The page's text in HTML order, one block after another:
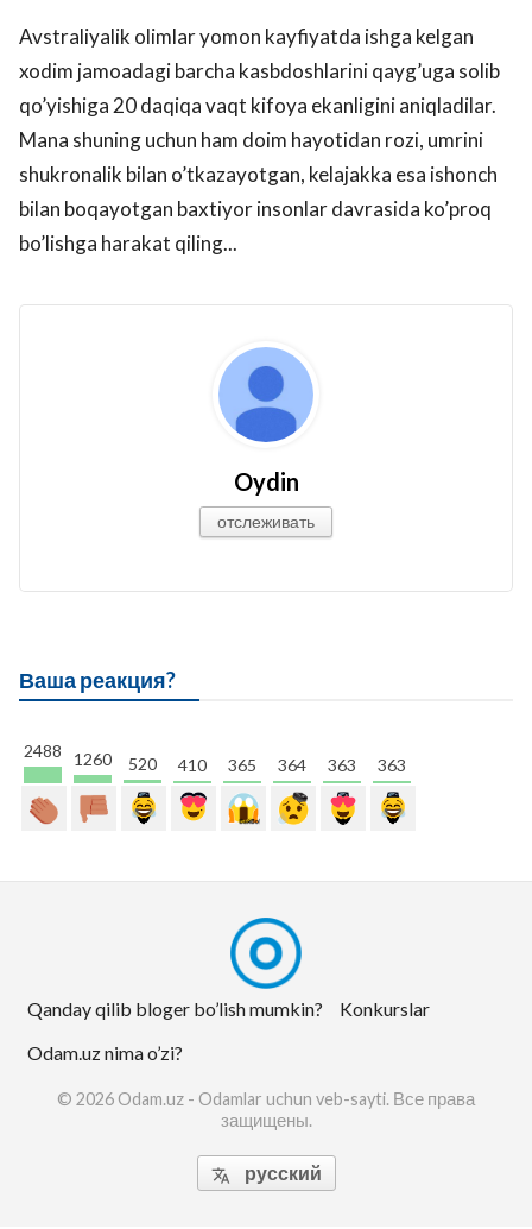
Avstraliyalik olimlar yomon kayfiyatda ishga kelgan
xodim jamoadagi barcha kasbdoshlarini qayg’uga solib
qo’yishiga 20 daqiqa vaqt kifoya ekanligini aniqladilar.
Mana shuning uchun ham doim hayotidan rozi, umrini
shukronalik bilan o’tkazayotgan, kelajakka esa ishonch
bilan boqayotgan baxtiyor insonlar davrasida ko’proq
bo’lishga harakat qiling...
Oydin
отслеживать
Ваша реакция?
2488 1260 520 410 365 364 363 363
Qanday qilib bloger bo’lish mumkin?
Konkurslar
Odam.uz nima o’zi?
© 2026 Odam.uz - Odamlar uchun veb-sayti. Все права
защищены.
 русский